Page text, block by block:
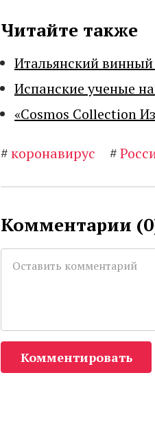
Читайте также
Итальянский
Испанские ученые
«Cosmos Collection
#коронавирус #
Комментарии (0
Комментировать